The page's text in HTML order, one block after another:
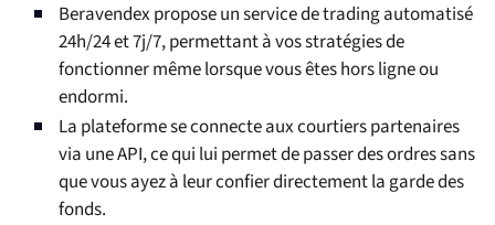
Beravendex propose un service de trading automatisé
24h/24 et 7j/7, permettant à vos stratégies de
fonctionner même lorsque vous êtes hors ligne ou
endormi.
La plateforme se connecte aux courtiers partenaires
via une API, ce qui lui permet de passer des ordres sans
que vous ayez à leur confier directement la garde des
fonds.